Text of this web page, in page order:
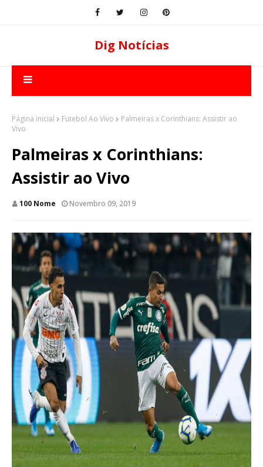
Dig Notícias
Página inicial Futebol Ao Vivo
Palmeiras x Corinthians: Assistir ao
Vivo
Palmeiras x Corinthians:
Assistir ao Vivo
100 Nome Novembro 09, 2019